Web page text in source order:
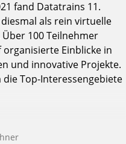
fand Datatrains 11.
als rein virtuelle
100 Teilnehmer
Einblicke in
und innovative Projekte.
Top-Interessengebiete